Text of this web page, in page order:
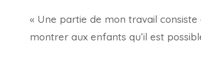
« Une partie de mon travail
montrer aux enfants qu’il est